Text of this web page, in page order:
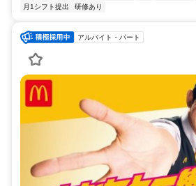
月1シフト提出
研修あり
アルバイト・パート